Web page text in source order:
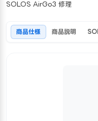
SOLOS AirGo3 修理
商品仕様 商品説明